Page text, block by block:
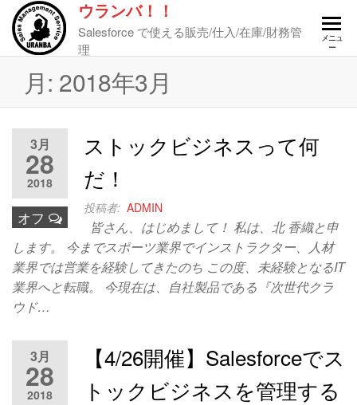
ウランバ！！
Salesforce で使える販売/仕入/在庫/財務管
理
メニュ
ー
月: 2018年3月
3月
28
2018
オフ
ストックビジネスって何
だ！
投稿者: ADMIN
皆さん、はじめまして！ 私は、北 香織と申
します。 今までスポーツ業界でインストラクター、人材
業界では営業を経験してきたのち この度、未経験となるIT
業界へと転職。 今現在は、自社製品である『次世代クラ
ウド…
3月
28
2018
【4/26開催】Salesforceでス
トックビジネスを管理する